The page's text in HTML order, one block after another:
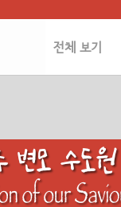
전체 보기